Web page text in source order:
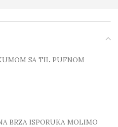
SA TIL PUFNOM
BRZA ISPORUKA MOLIMO